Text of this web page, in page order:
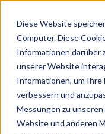
Diese Website
Computer. Diese
Informationen darüber
unserer Website
Informationen, um Ihre
verbessern und
Messungen zu
Website und anderen
16.01.2026